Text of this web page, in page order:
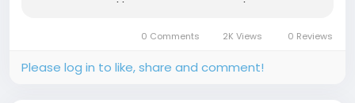
0 Comments 2K Views 0 Reviews
Please log in to like, share and comment!